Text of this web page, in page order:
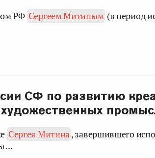
РФ Сергеем Митиным (в период
СФ по развитию
Сергея Митина, завершившего
...